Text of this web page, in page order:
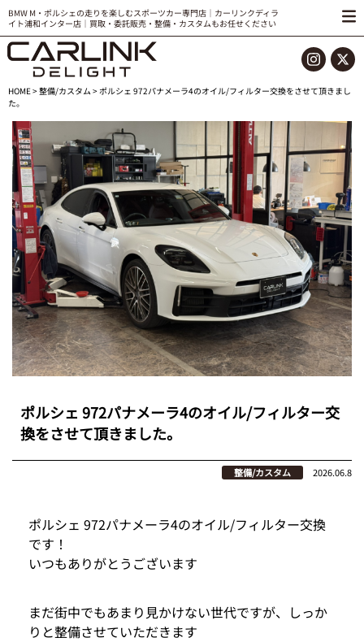
BMW M・ポルシェの走りを楽しむスポーツカー専門店｜カーリンクディラ
イト浦和インター店｜買取・委託販売・整備・カスタムもお任せください
HOME>整備/カスタム> ポルシェ 972パナメーラ4のオイル/フィルター交換をさせて頂きまし
た。
ポルシェ 972パナメーラ4のオイル/フィルター交
換をさせて頂きました。
整備/カスタム 2026.06.8
ポルシェ 972パナメーラ4のオイル/フィルター交換
です！
いつもありがとうございます
まだ街中でもあまり見かけない世代ですが、しっか
りと整備させていただきます